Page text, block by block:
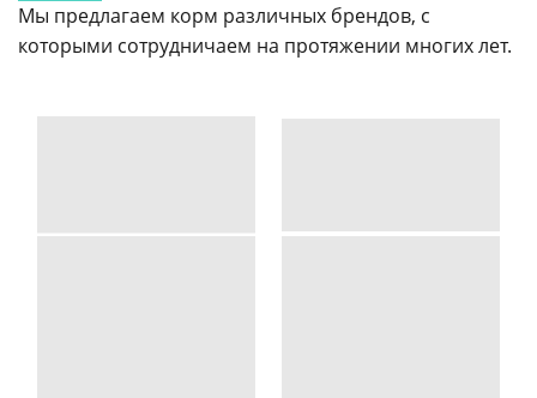
Мы предлагаем корм различных брендов, с
которыми сотрудничаем на протяжении многих лет.